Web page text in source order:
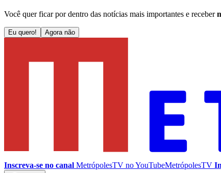
Você quer ficar por dentro das notícias mais importantes e receber
Eu quero! Agora não
Inscreva-se no canal MetrópolesTV noYouTubeMetrópolesTV